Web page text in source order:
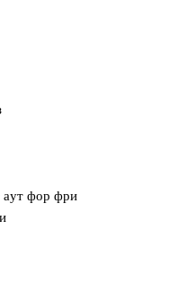
aут фор фри